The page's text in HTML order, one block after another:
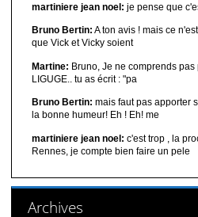
martiniere jean noel: je pense que
Bruno Bertin: A ton avis ! mais ce
que Vick et Vicky soient
Martine: Bruno, Je ne comprends
LIGUGE.. tu as écrit : "pa
Bruno Bertin: mais faut pas apporter
la bonne humeur! Eh ! Eh! me
martiniere jean noel: c'est trop , la
Rennes, je compte bien faire un pele
Archives